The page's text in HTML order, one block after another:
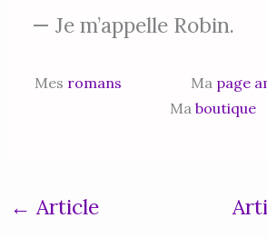
— Je m’appelle Robin.
Mes romans Ma page
Ma boutique
← Article